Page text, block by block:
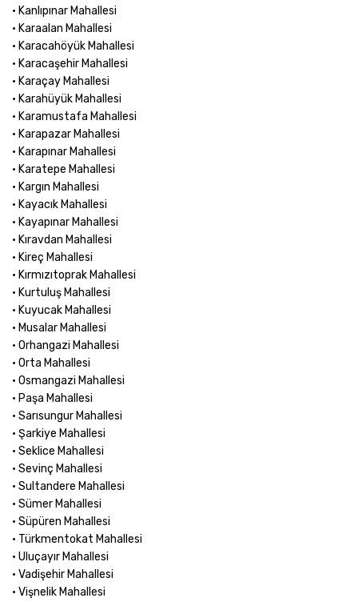
• Kanlıpınar Mahallesi
• Karaalan Mahallesi
• Karacahöyük Mahallesi
• Karacaşehir Mahallesi
• Karaçay Mahallesi
• Karahüyük Mahallesi
• Karamustafa Mahallesi
• Karapazar Mahallesi
• Karapınar Mahallesi
• Karatepe Mahallesi
• Kargın Mahallesi
• Kayacık Mahallesi
• Kayapınar Mahallesi
• Kıravdan Mahallesi
• Kireç Mahallesi
• Kırmızıtoprak Mahallesi
• Kurtuluş Mahallesi
• Kuyucak Mahallesi
• Musalar Mahallesi
• Orhangazi Mahallesi
• Orta Mahallesi
• Osmangazi Mahallesi
• Paşa Mahallesi
• Sarısungur Mahallesi
• Şarkiye Mahallesi
• Seklice Mahallesi
• Sevinç Mahallesi
• Sultandere Mahallesi
• Sümer Mahallesi
• Süpüren Mahallesi
• Türkmentokat Mahallesi
• Uluçayır Mahallesi
• Vadişehir Mahallesi
• Vişnelik Mahallesi